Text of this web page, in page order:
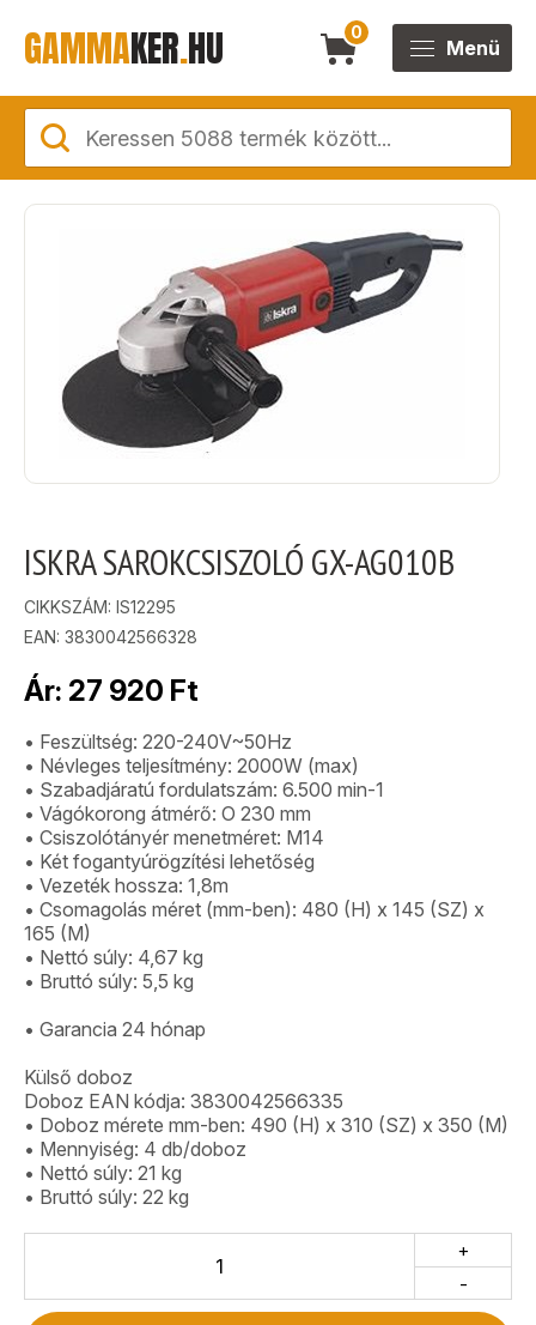
GAMMAKER.HU 0
Menü
ISKRA SAROKCSISZOLÓ GX-AG010B
CIKKSZÁM: IS12295
EAN: 3830042566328
Ár: 27 920 Ft
• Feszültség: 220-240V~50Hz
• Névleges teljesítmény: 2000W (max)
• Szabadjáratú fordulatszám: 6.500 min-1
• Vágókorong átmérő: O 230 mm
• Csiszolótányér menetméret: M14
• Két fogantyúrögzítési lehetőség
• Vezeték hossza: 1,8m
• Csomagolás méret (mm-ben): 480 (H) x 145 (SZ) x
165 (M)
• Nettó súly: 4,67 kg
• Bruttó súly: 5,5 kg
• Garancia 24 hónap
Külső doboz
Doboz EAN kódja: 3830042566335
• Doboz mérete mm-ben: 490 (H) x 310 (SZ) x 350 (M)
• Mennyiség: 4 db/doboz
• Nettó súly: 21 kg
• Bruttó súly: 22 kg
-
+